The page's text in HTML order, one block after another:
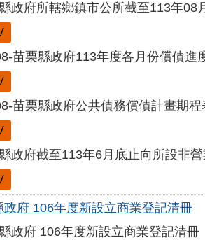
政府所轄鄉鎮市公所截至113年08
苗栗縣政府113年度各月份償債進
苗栗縣政府公共債務償債計畫期程
政府截至113年6月底止向所設非
政府 106年度新設立商業登記清冊
政府 106年度新設立商業登記清冊